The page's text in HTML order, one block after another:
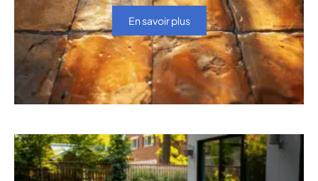
En savoir plus